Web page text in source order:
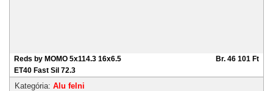
Reds by MOMO 5x114.3 16x6.5
ET40 Fast Sil 72.3
Br. 46 101 Ft
Kategória: Alu felni